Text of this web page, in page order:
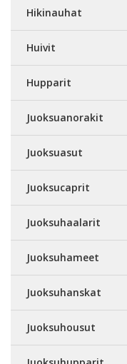
Hikinauhat
Huivit
Hupparit
Juoksuanorakit
Juoksuasut
Juoksucaprit
Juoksuhaalarit
Juoksuhameet
Juoksuhanskat
Juoksuhousut